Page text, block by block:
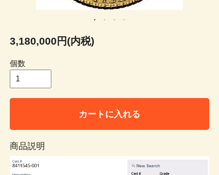
3,180,000円(内税)
個数
カートに入れる
商品説明